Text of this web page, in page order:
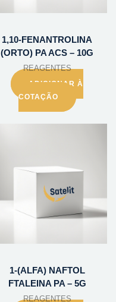
1,10-FENANTROLINA
(ORTO) PA ACS – 10G
REAGENTES
ADICIONAR À
COTAÇÃO
1-(ALFA) NAFTOL
FTALEINA PA – 5G
REAGENTES